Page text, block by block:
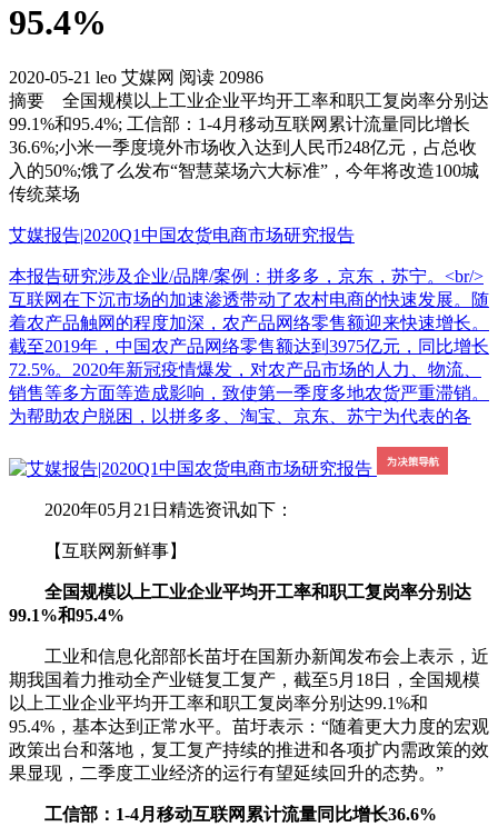
95.4%
2020-05-21 leo 艾媒网 阅读 20986
摘要 全国规模以上工业企业平均开工率和职工复岗率分别达
99.1%和95.4%; 工信部：1-4月移动互联网累计流量同比增长
36.6%;小米一季度境外市场收入达到人民币248亿元，占总收
入的50%;饿了么发布“智慧菜场六大标准”，今年将改造100城
传统菜场
艾媒报告|2020Q1中国农货电商市场研究报告
本报告研究涉及企业/品牌/案例：拼多多，京东，苏宁。<br/>
互联网在下沉市场的加速渗透带动了农村电商的快速发展。随
着农产品触网的程度加深，农产品网络零售额迎来快速增长。
截至2019年，中国农产品网络零售额达到3975亿元，同比增长
72.5%。2020年新冠疫情爆发，对农产品市场的人力、物流、
销售等多方面等造成影响，致使第一季度多地农货严重滞销。
为帮助农户脱困，以拼多多、淘宝、京东、苏宁为代表的各
2020年05月21日精选资讯如下：
【互联网新鲜事】
全国规模以上工业企业平均开工率和职工复岗率分别达
99.1%和95.4%
工业和信息化部部长苗圩在国新办新闻发布会上表示，近
期我国着力推动全产业链复工复产，截至5月18日，全国规模
以上工业企业平均开工率和职工复岗率分别达99.1%和
95.4%，基本达到正常水平。苗圩表示：“随着更大力度的宏观
政策出台和落地，复工复产持续的推进和各项扩内需政策的效
果显现，二季度工业经济的运行有望延续回升的态势。”
工信部：1-4月移动互联网累计流量同比增长36.6%